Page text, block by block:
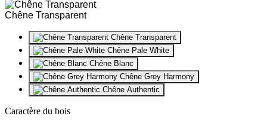
Chêne Transparent
Chêne Transparent
Chêne Pale White
Chêne Blanc
Chêne Grey Harmony
Chêne Authentic
Caractère du bois